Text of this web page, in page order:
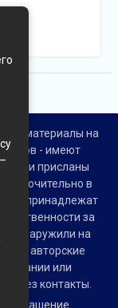
материалы на
- имеют
или присланы
в
принадлежат
за
обнаружили на
авторские
или
через контакты.
соглашение